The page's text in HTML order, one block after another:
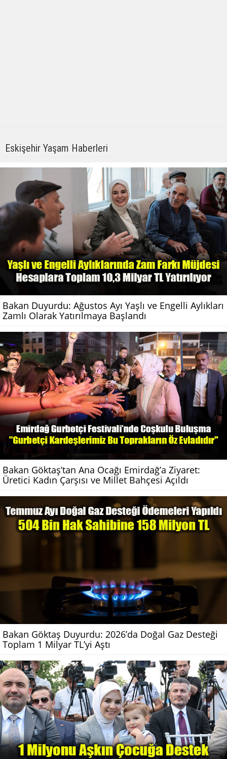
Eskişehir Yaşam Haberleri
Bakan Duyurdu: Ağustos Ayı Yaşlı ve Engelli Aylıkları
Zamlı Olarak Yatırılmaya Başlandı
Bakan Göktaş’tan Ana Ocağı Emirdağ’a Ziyaret:
Üretici Kadın Çarşısı ve Millet Bahçesi Açıldı
Bakan Göktaş Duyurdu: 2026’da Doğal Gaz Desteği
Toplam 1 Milyar TL’yi Aştı